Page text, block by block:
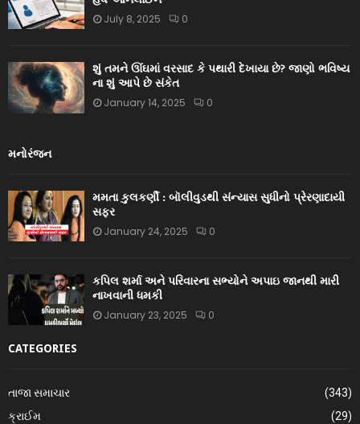
July 8, 2025 0
શું તમને ઊંઘમાં વરસાદ કે પથારી દેખાયા છે? જાણો ભવિષ્ય
ના શું આપે છે સંકેત
January 14, 2025 0
મનોરંજન
મમતા કુલકર્ણી : બૉલીવુડથી સંન્યાસ સુધીનો પ્રેરણાદાયી
સફર
January 24, 2025 0
કપિલ શર્મા અને પરિવારના સભ્યોને અપાઇ જાનથી મારી
નાખવાની ધમકી
January 23, 2025 0
CATEGORIES
તાજા સમાચાર
(343)
ક્રાઈમ
(29)